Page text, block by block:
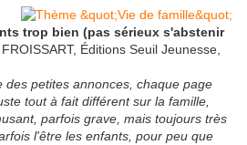
trop bien (pas sérieux s'abstenir
Éditions Seuil Jeunesse,
des petites annonces, chaque page
tout à fait différent sur la famille,
parfois grave, mais toujours très
l'être les enfants, pour peu que